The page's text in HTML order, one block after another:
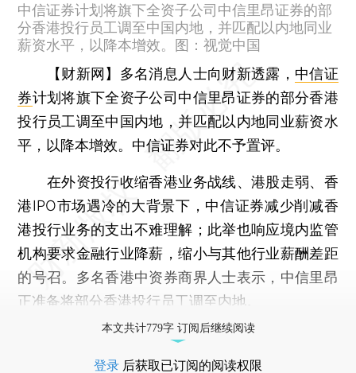
中信证券计划将旗下全资子公司中信里昂证券的部
分香港投行员工调至中国内地，并匹配以内地同业
薪资水平，以降本增效。图：视觉中国
【财新网】 多名消息人士向财新透露， 中信证
券计划将旗下全资子公司中信里昂证券的部分香港
投行员工调至中国内地，并匹配以内地同业薪资水
平，以降本增效。中信证券对此不予置评。
在外资投行收缩香港业务战线、港股走弱、香
港IPO市场遇冷的大背景下，中信证券减少削减香
港投行业务的支出不难理解；此举也响应境内监管
机构要求金融行业降薪，缩小与其他行业薪酬差距
的号召。多名香港中资券商界人士表示，中信里昂
正准备将部分香港投行员工调至内地。
本文共计779字 订阅后继续阅读
登录 后获取已订阅的阅读权限